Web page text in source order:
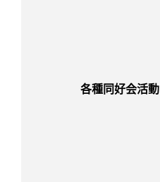
各種同好会活動